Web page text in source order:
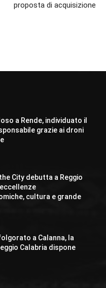
proposta di acquisizione
a Rende, individuato il
grazie ai droni
City debutta a Reggio
cultura e grande
a Calanna, la
Calabria dispone